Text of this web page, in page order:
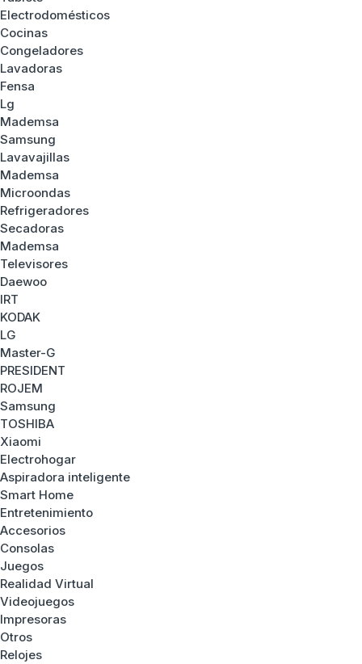
Electrodomésticos
Cocinas
Congeladores
Lavadoras
Fensa
Lg
Mademsa
Samsung
Lavavajillas
Mademsa
Microondas
Refrigeradores
Secadoras
Mademsa
Televisores
Daewoo
IRT
KODAK
LG
Master-G
PRESIDENT
ROJEM
Samsung
TOSHIBA
Xiaomi
Electrohogar
Aspiradora inteligente
Smart Home
Entretenimiento
Accesorios
Consolas
Juegos
Realidad Virtual
Videojuegos
Impresoras
Otros
Relojes